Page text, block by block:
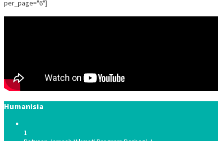
per_page="6"]
Humanisia
1